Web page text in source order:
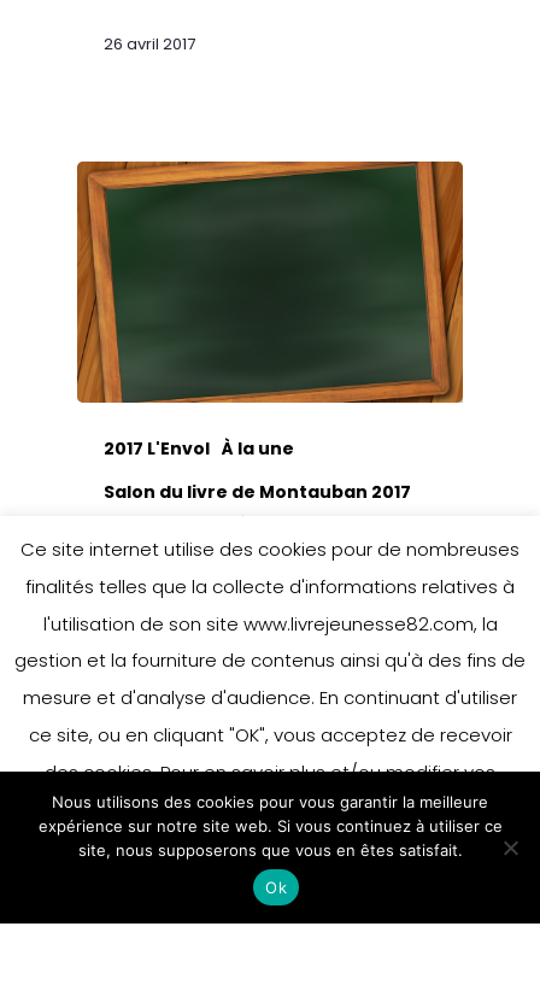
26 avril 2017
2017 L'Envol À la une
Salon du livre de Montauban 2017
Journée
professionnelle
Le Lundi 22 Mai de 9h à 17h, à
la Mémo "Langues et
Partages" A…
Ce site internet utilise des cookies pour de nombreuses
finalités telles que la collecte d'informations relatives à
l'utilisation de son site www.livrejeunesse82.com, la
gestion et la fourniture de contenus ainsi qu'à des fins de
mesure et d'analyse d'audience. En continuant d'utiliser
ce site, ou en cliquant "OK", vous acceptez de recevoir
des cookies. Pour en savoir plus et/ou modifier vos
préférences en matière de cookies, merci de vous référer
à notre politique sur les cookies.
Accepter
En savoir plus
Nous utilisons des cookies pour vous garantir la meilleure
expérience sur notre site web. Si vous continuez à utiliser ce
site, nous supposerons que vous en êtes satisfait.
Ok